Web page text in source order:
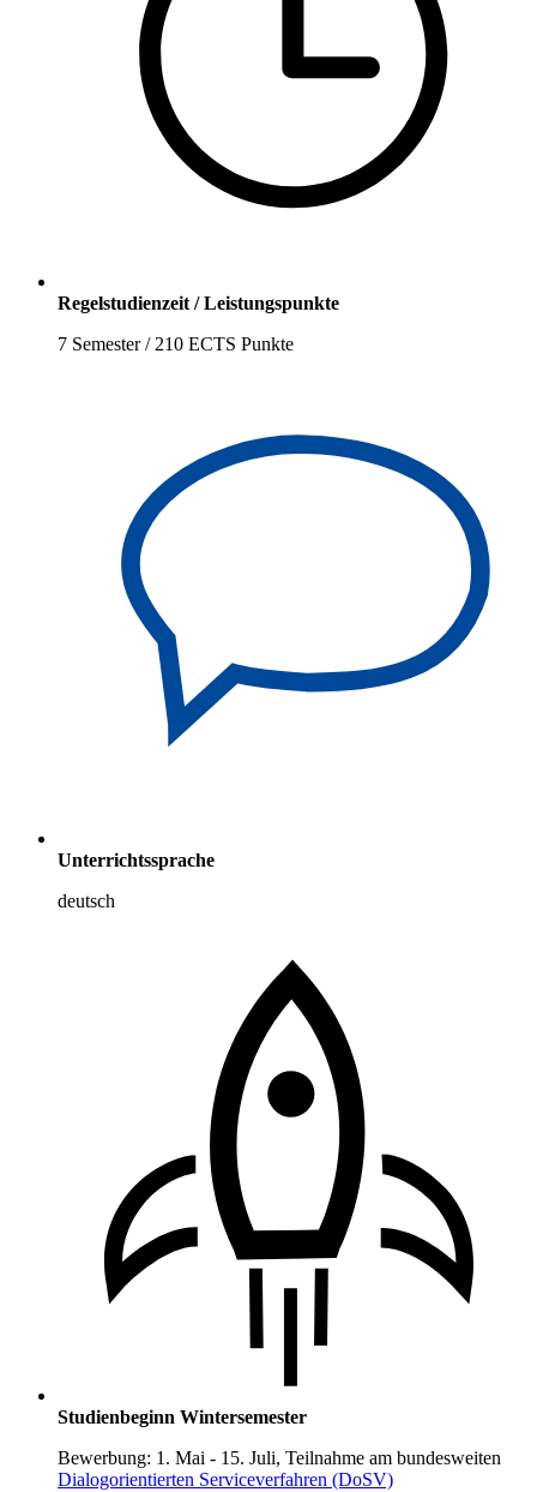
Regelstudienzeit / Leistungspunkte
7 Semester / 210 ECTS Punkte
Unterrichtssprache
deutsch
Studienbeginn Wintersemester
Bewerbung: 1. Mai - 15. Juli, Teilnahme am bundesweiten
Dialogorientierten Serviceverfahren (DoSV)